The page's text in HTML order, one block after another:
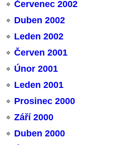
Červenec 2002
Duben 2002
Leden 2002
Červen 2001
Únor 2001
Leden 2001
Prosinec 2000
Září 2000
Duben 2000